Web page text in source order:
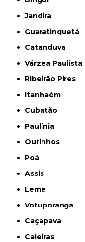
Jandira
Guaratinguetá
Catanduva
Várzea Paulista
Ribeirão Pires
Itanhaém
Cubatão
Paulínia
Ourinhos
Poá
Assis
Leme
Votuporanga
Caçapava
Caieiras